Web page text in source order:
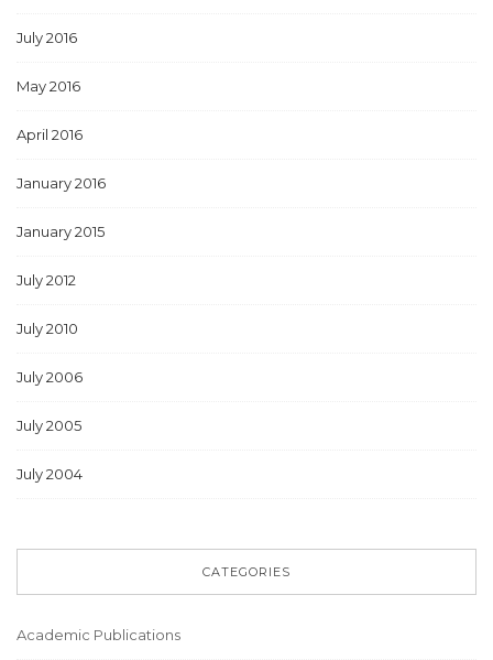
July 2016
May 2016
April 2016
January 2016
January 2015
July 2012
July 2010
July 2006
July 2005
July 2004
CATEGORIES
Academic Publications